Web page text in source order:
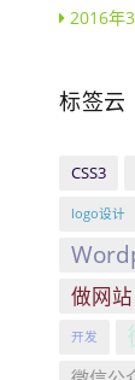
2016年
标签云
CSS3
logo设计
做网站
开发